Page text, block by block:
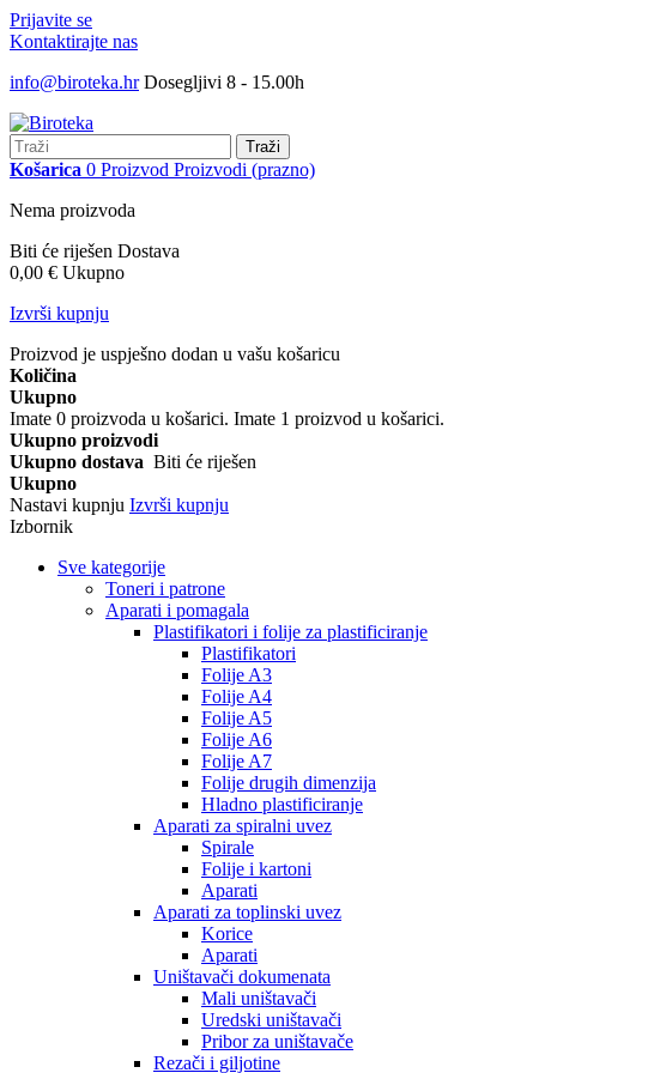
Prijavite se
Kontaktirajte nas
info@biroteka.hr Dosegljivi 8 - 15.00h
Traži
Košarica 0 Proizvod Proizvodi (prazno)
Nema proizvoda
Biti će riješen Dostava
0,00 € Ukupno
Izvrši kupnju
Proizvod je uspješno dodan u vašu košaricu
Količina
Ukupno
Imate 0 proizvoda u košarici. Imate 1 proizvod u košarici.
Ukupno proizvodi
Ukupno dostava Biti će riješen
Ukupno
Nastavi kupnju Izvrši kupnju
Izbornik
Sve kategorije
Toneri i patrone
Aparati i pomagala
Plastifikatori i folije za plastificiranje
Plastifikatori
Folije A3
Folije A4
Folije A5
Folije A6
Folije A7
Folije drugih dimenzija
Hladno plastificiranje
Aparati za spiralni uvez
Spirale
Folije i kartoni
Aparati
Aparati za toplinski uvez
Korice
Aparati
Uništavači dokumenata
Mali uništavači
Uredski uništavači
Pribor za uništavače
Rezači i giljotine